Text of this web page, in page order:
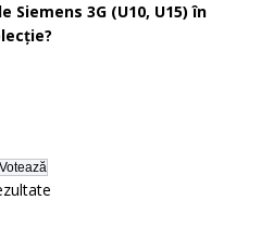
Siemens 3G (U10, U15) în